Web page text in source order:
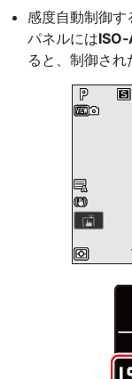
感度自動制御す
パネルには
ると、制御され